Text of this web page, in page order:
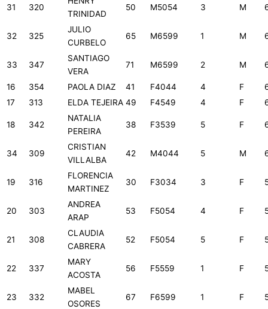
31 320
TRINIDAD
50 M5054 3 M
32 325
JULIO
CURBELO
65 M6599 1 M
33 347
SANTIAGO
VERA
71 M6599 2 M
16 354 PAOLA DIAZ 41 F4044 4 F
17
313 ELDA TEJEIRA 49 F4549 4 F
18 342
NATALIA
PEREIRA
38 F3539 5 F
34 309
CRISTIAN
VILLALBA
42 M4044 5 M
19 316
FLORENCIA
MARTINEZ
30 F3034 3 F
20 303
ANDREA
ARAP
53 F5054 4 F
21 308
CLAUDIA
CABRERA
52 F5054 5 F
22 337
MARY
ACOSTA
56 F5559 1 F
23 332
MABEL
OSORES
67 F6599 1 F